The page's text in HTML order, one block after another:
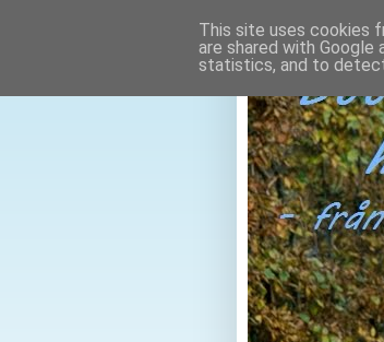
This site uses cookies
are shared with
statistics, and to